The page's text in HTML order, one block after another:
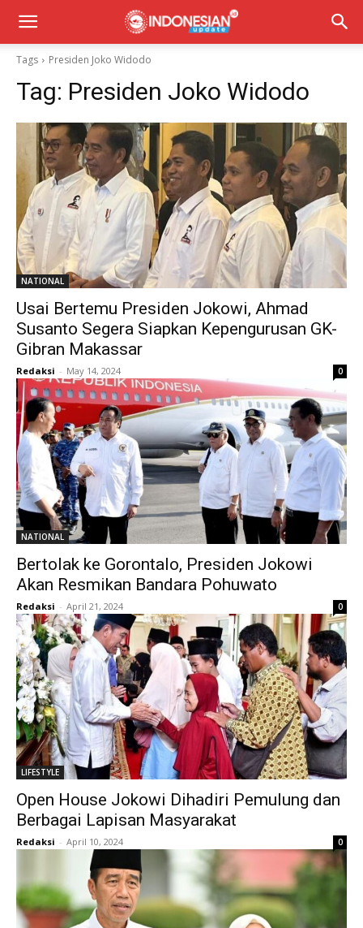
Tags Presiden Joko Widodo
Tag: Presiden Joko Widodo
NATIONAL
Usai Bertemu Presiden Jokowi, Ahmad
Susanto Segera Siapkan Kepengurusan GK-
Gibran Makassar
Redaksi - May 14, 2024 0
NATIONAL
Bertolak ke Gorontalo, Presiden Jokowi
Akan Resmikan Bandara Pohuwato
Redaksi - April 21, 2024 0
LIFESTYLE
Open House Jokowi Dihadiri Pemulung dan
Berbagai Lapisan Masyarakat
Redaksi - April 10, 2024 0